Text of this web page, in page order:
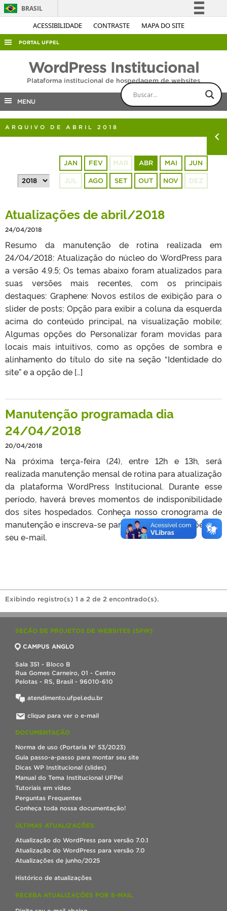
ACESSIBILIDADE CONTRASTE MAPA DO SITE
BRASIL
Simplifique!
Acesso à informação
Legislação
PORTAL UFPEL
AUDITORIA
COBALTO
CONCURSOS
EDITAIS
PORTARIAS
WordPress Institucional
Plataforma institucional de hospedagem de websites
MENU
ARQUIVO DE ABRIL 2018
JAN FEV MAR ABR MAI JUN
JUL AGO SET OUT NOV DEZ
Atualizações de abril/2018
24/04/2018
Resumo da manutenção de rotina realizada em
24/04/2018: Atualização do núcleo do WordPress para
a versão 4.9.5; Os temas abaixo foram atualizados para
suas versões mais recentes, com os principais
destaques: Graphene: Novos estilos de exibição para o
slider de posts; Opção para exibir a coluna da esquerda
acima do conteúdo principal, na visualização mobile;
Algumas opções do Personalizar foram movidas para
locais mais intuitivos, como as opções de sombra e
alinhamento do título do site na seção “Identidade do
site” e a opção de […]
Manutenção programada dia
24/04/2018
20/04/2018
Na próxima terça-feira (24), entre 12h e 13h, será
realizada manutenção mensal de rotina para atualização
da plataforma WordPress Institucional. Durante esse
período, haverá breves momentos de indisponibilidade
dos sites hospedados. Conheça nosso cronograma de
manutenção e inscreva-se para receber atualizações em
seu e-mail.
Exibindo registro(s) 1 a 2 de 2 encontrado(s).
SEÇÃO DE PROJETOS DE WEBSITES (SPW)
CAMPUS ANGLO
Sala 351 - Bloco B
Rua Gomes Carneiro, 01 - Centro
Pelotas - RS, Brasil - 96010-610
atendimento.ufpel.edu.br
clique para ver o e-mail
DOCUMENTAÇÃO
Norma de uso (Portaria Nº 53/2023)
Guia passo-a-passo para montar seu site
Dicas WP Institucional (slides)
Manual do Tema Institucional UFPel
Tutoriais em vídeo
Perguntas Frequentes
Conheça toda nossa documentação!
ÚLTIMAS ATUALIZAÇÕES
Atualização do WordPress para versão 7.0.1
Atualização do WordPress para versão 7.0
Atualizações de junho/2025
Histórico de atualizações
RECEBA ATUALIZAÇÕES POR E-MAIL